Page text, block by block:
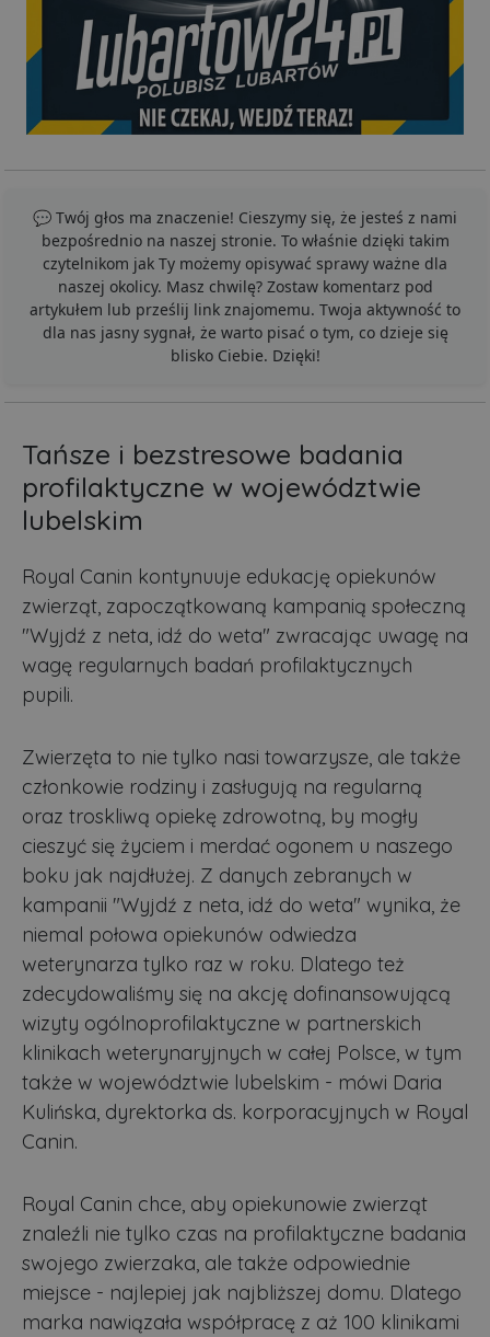
💬 Twój głos ma znaczenie! Cieszymy się, że jesteś z nami
bezpośrednio na naszej stronie. To właśnie dzięki takim
czytelnikom jak Ty możemy opisywać sprawy ważne dla
naszej okolicy. Masz chwilę? Zostaw komentarz pod
artykułem lub prześlij link znajomemu. Twoja aktywność to
dla nas jasny sygnał, że warto pisać o tym, co dzieje się
blisko Ciebie. Dzięki!
Tańsze i bezstresowe badania
profilaktyczne w województwie
lubelskim
Royal Canin kontynuuje edukację opiekunów
zwierząt, zapoczątkowaną kampanią społeczną
"Wyjdź z neta, idź do weta" zwracając uwagę na
wagę regularnych badań profilaktycznych
pupili.
Zwierzęta to nie tylko nasi towarzysze, ale także
członkowie rodziny i zasługują na regularną
oraz troskliwą opiekę zdrowotną, by mogły
cieszyć się życiem i merdać ogonem u naszego
boku jak najdłużej. Z danych zebranych w
kampanii "Wyjdź z neta, idź do weta" wynika, że
niemal połowa opiekunów odwiedza
weterynarza tylko raz w roku. Dlatego też
zdecydowaliśmy się na akcję dofinansowującą
wizyty ogólnoprofilaktyczne w partnerskich
klinikach weterynaryjnych w całej Polsce, w tym
także w województwie lubelskim - mówi Daria
Kulińska, dyrektorka ds. korporacyjnych w Royal
Canin.
Royal Canin chce, aby opiekunowie zwierząt
znaleźli nie tylko czas na profilaktyczne badania
swojego zwierzaka, ale także odpowiednie
miejsce - najlepiej jak najbliższej domu. Dlatego
marka nawiązała współpracę z aż 100 klinikami